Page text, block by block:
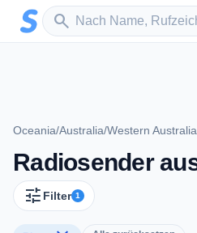
Zum Hauptinhalt springen
search
Sender suchen
Oceania/Australia/Western Australia
Radiosender
tune Filter 1